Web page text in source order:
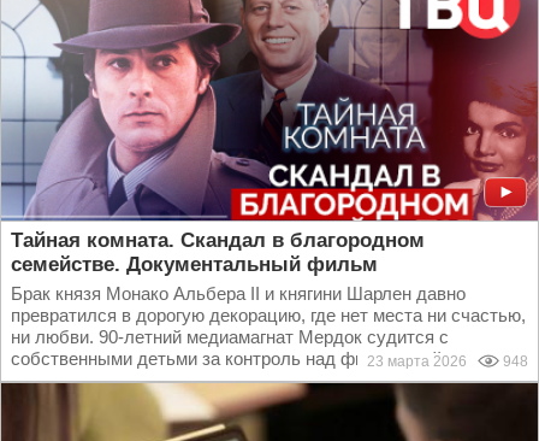
Тайная комната. Скандал в благородном
семействе. Документальный фильм
Брак князя Монако Альбера II и княгини Шарлен давно
превратился в дорогую декорацию, где нет места ни счастью,
ни любви. 90-летний медиамагнат Мердок судится с
собственными детьми за контроль над финансовой...
23 марта 2026 948